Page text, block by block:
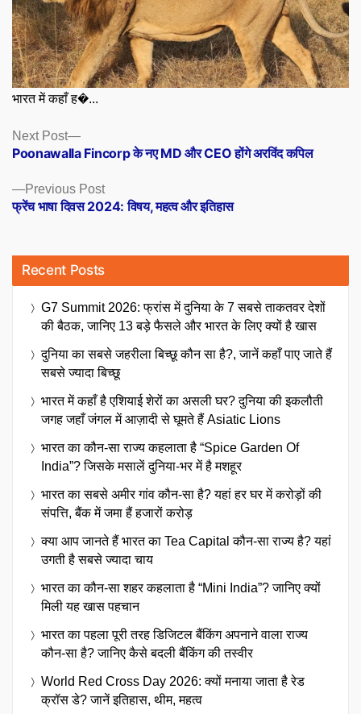
भारत में कहाँ ह�...
Posts
navigation
Previous PostPrevious
post:
फ्रेंच भाषा दिवस 2024: विषय, महत्व और इतिहास
Next Post
Next
post:
Poonawalla Fincorp के नए MD और CEO होंगे अरविंद कपिल
Recent Posts
G7 Summit 2026: फ्रांस में दुनिया के 7 सबसे ताकतवर देशों
की बैठक, जानिए 13 बड़े फैसले और भारत के लिए क्यों है खास
दुनिया का सबसे जहरीला बिच्छू कौन सा है?, जानें कहाँ पाए जाते हैं
सबसे ज्यादा बिच्छू
भारत में कहाँ है एशियाई शेरों का असली घर? दुनिया की इकलौती
जगह जहाँ जंगल में आज़ादी से घूमते हैं Asiatic Lions
भारत का कौन-सा राज्य कहलाता है “Spice Garden Of
India”? जिसके मसालें दुनिया-भर में है मशहूर
भारत का सबसे अमीर गांव कौन-सा है? यहां हर घर में करोड़ों की
संपत्ति, बैंक में जमा हैं हजारों करोड़
क्या आप जानते हैं भारत का Tea Capital कौन-सा राज्य है? यहां
उगती है सबसे ज्यादा चाय
भारत का कौन-सा शहर कहलाता है “Mini India”? जानिए क्यों
मिली यह खास पहचान
भारत का पहला पूरी तरह डिजिटल बैंकिंग अपनाने वाला राज्य
कौन-सा है? जानिए कैसे बदली बैंकिंग की तस्वीर
World Red Cross Day 2026: क्यों मनाया जाता है रेड
क्रॉस डे? जानें इतिहास, थीम, महत्व